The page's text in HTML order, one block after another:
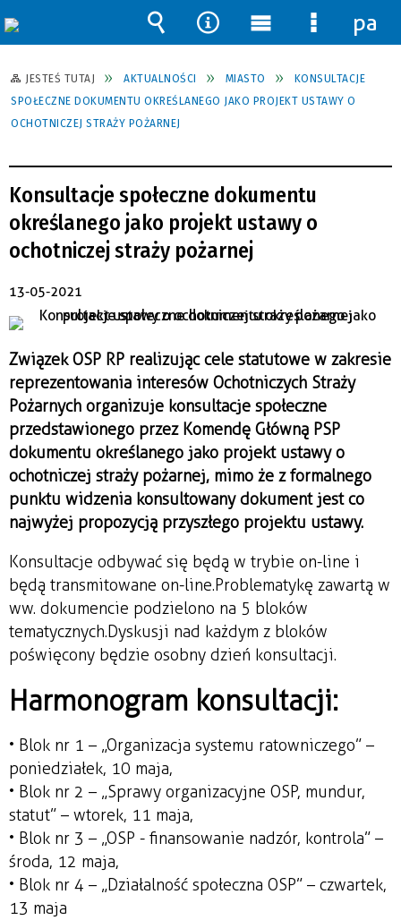
JESTEŚ TUTAJ AKTUALNOŚCI MIASTO
KONSULTACJE
SPOŁECZNE DOKUMENTU OKREŚLANEGO JAKO PROJEKT USTAWY O
OCHOTNICZEJ STRAŻY POŻARNEJ
Konsultacje społeczne dokumentu
określanego jako projekt ustawy o
ochotniczej straży pożarnej
13-05-2021
Związek OSP RP realizując cele statutowe w zakresie
reprezentowania interesów Ochotniczych Straży
Pożarnych organizuje konsultacje społeczne
przedstawionego przez Komendę Główną PSP
dokumentu określanego jako projekt ustawy o
ochotniczej straży pożarnej, mimo że z formalnego
punktu widzenia konsultowany dokument jest co
najwyżej propozycją przyszłego projektu ustawy.
Konsultacje odbywać się będą w trybie on-line i
będą transmitowane on-line.Problematykę zawartą w
ww. dokumencie podzielono na 5 bloków
tematycznych. Dyskusji nad każdym z bloków
poświęcony będzie osobny dzień konsultacji.
Harmonogram konsultacji:
• Blok nr 1 – „Organizacja systemu ratowniczego” –
poniedziałek, 10 maja,
• Blok nr 2 – „Sprawy organizacyjne OSP, mundur,
statut” – wtorek, 11 maja,
• Blok nr 3 – „OSP - finansowanie nadzór, kontrola” –
środa, 12 maja,
• Blok nr 4 – „Działalność społeczna OSP” – czwartek,
13 maja
Wyszukiwarka
Narzędzia
Menu
główne
Menu